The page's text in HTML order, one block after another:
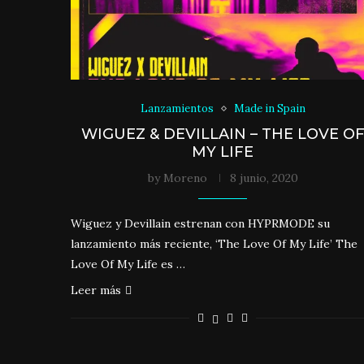
Lanzamientos Made in Spain
WIGUEZ & DEVILLAIN – THE LOVE OF
MY LIFE
by Moreno 8 junio, 2020
Wiguez y Devillain estrenan con HYPRMODE su
lanzamiento más reciente, ‘The Love Of My Life’ The
Love Of My Life es …
Leer más